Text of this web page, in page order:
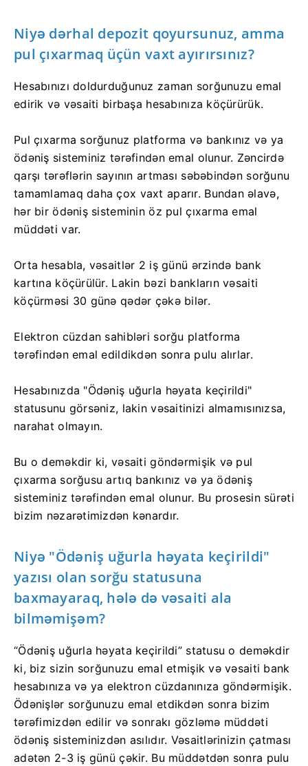
Niyə dərhal depozit qoyursunuz, amma
pul çıxarmaq üçün vaxt ayırırsınız?
Hesabınızı doldurduğunuz zaman sorğunuzu emal
edirik və vəsaiti birbaşa hesabınıza köçürürük.
Pul çıxarma sorğunuz platforma və bankınız və ya
ödəniş sisteminiz tərəfindən emal olunur. Zəncirdə
qarşı tərəflərin sayının artması səbəbindən sorğunu
tamamlamaq daha çox vaxt aparır. Bundan əlavə,
hər bir ödəniş sisteminin öz pul çıxarma emal
müddəti var.
Orta hesabla, vəsaitlər 2 iş günü ərzində bank
kartına köçürülür. Lakin bəzi bankların vəsaiti
köçürməsi 30 günə qədər çəkə bilər.
Elektron cüzdan sahibləri sorğu platforma
tərəfindən emal edildikdən sonra pulu alırlar.
Hesabınızda "Ödəniş uğurla həyata keçirildi"
statusunu görsəniz, lakin vəsaitinizi almamısınızsa,
narahat olmayın.
Bu o deməkdir ki, vəsaiti göndərmişik və pul
çıxarma sorğusu artıq bankınız və ya ödəniş
sisteminiz tərəfindən emal olunur. Bu prosesin sürəti
bizim nəzarətimizdən kənardır.
Niyə "Ödəniş uğurla həyata keçirildi"
yazısı olan sorğu statusuna
baxmayaraq, hələ də vəsaiti ala
bilməmişəm?
“Ödəniş uğurla həyata keçirildi” statusu o deməkdir
ki, biz sizin sorğunuzu emal etmişik və vəsaiti bank
hesabınıza və ya elektron cüzdanınıza göndərmişik.
Ödənişlər sorğunuzu emal etdikdən sonra bizim
tərəfimizdən edilir və sonrakı gözləmə müddəti
ödəniş sisteminizdən asılıdır. Vəsaitlərinizin çatması
adətən 2-3 iş günü çəkir. Bu müddətdən sonra pulu